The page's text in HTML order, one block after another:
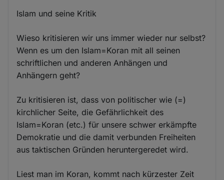
Islam und seine Kritik
Wieso kritisieren wir uns immer wieder nur selbst?
Wenn es um den Islam=Koran mit all seinen
schriftlichen und anderen Anhängen und
Anhängern geht?
Zu kritisieren ist, dass von politischer wie (=)
kirchlicher Seite, die Gefährlichkeit des
Islam=Koran (etc.) für unsere schwer erkämpfte
Demokratie und die damit verbunden Freiheiten
aus taktischen Gründen heruntergeredet wird.
Liest man im Koran, kommt nach kürzester Zeit